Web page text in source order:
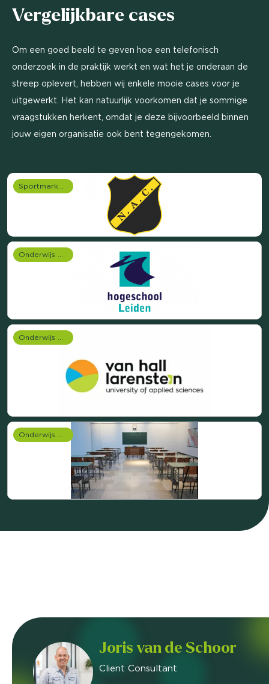
Vergelijkbare cases
Om een goed beeld te geven hoe een telefonisch
onderzoek in de praktijk werkt en wat het je onderaan de
streep oplevert, hebben wij enkele mooie cases voor je
uitgewerkt. Het kan natuurlijk voorkomen dat je sommige
vraagstukken herkent, omdat je deze bijvoorbeeld binnen
jouw eigen organisatie ook bent tegengekomen.
Joris van de Schoor
Client Consultant